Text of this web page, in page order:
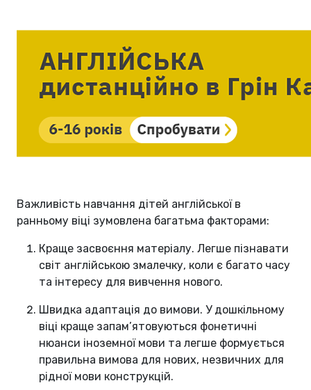
Важливість навчання дітей англійської в
ранньому віці зумовлена багатьма факторами:
Краще засвоєння матеріалу. Легше пізнавати
світ англійською змалечку, коли є багато часу
та інтересу для вивчення нового.
Швидка адаптація до вимови. У дошкільному
віці краще запам’ятовуються фонетичні
нюанси іноземної мови та легше формується
правильна вимова для нових, незвичних для
рідної мови конструкцій.